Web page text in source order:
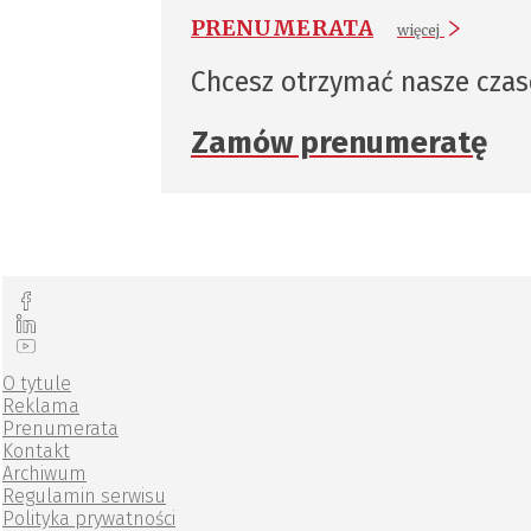
PRENUMERATA więcej
Chcesz otrzymać nasze
Zamów prenumeratę
O tytule
Reklama
Prenumerata
Kontakt
Archiwum
Regulamin serwisu
Polityka prywatności